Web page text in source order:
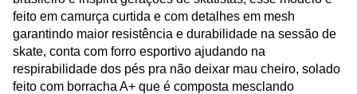
feito em camurça curtida e com detalhes em mesh
garantindo maior resistência e durabilidade na sessão de
skate, conta com forro esportivo ajudando na
respirabilidade dos pés pra não deixar mau cheiro, solado
feito com borracha A+ que é composta mesclando